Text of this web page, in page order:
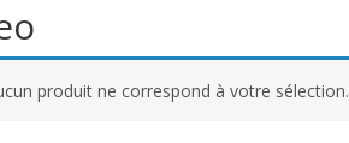
produit ne correspond à votre sélection.